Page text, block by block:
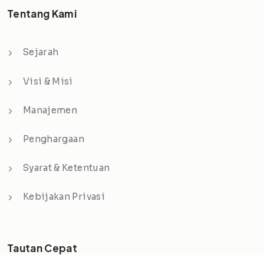
Tentang Kami
Sejarah
Visi & Misi
Manajemen
Penghargaan
Syarat & Ketentuan
Kebijakan Privasi
Tautan Cepat